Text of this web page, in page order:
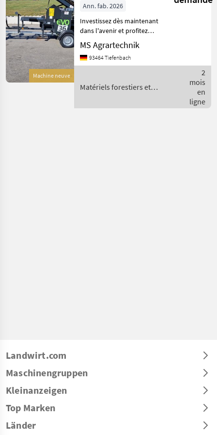
Marketplace
Offres des
distributeurs
Petites
annonces
Machine neuve
dispositif de
levage de troncs
de 36 cm,
châssis
Ann. fab. 2026
Investissez dès maintenant
dans l'avenir et profitez
d'avantages fiscaux !
Possibilité d'un
amortissement
premières ann
MS Agrartechnik
93464 Tiefenbach
Matériels forestiers et
bois / Pilkemaster
2
mois
en
ligne
Landwirt.com
Maschinengruppen
Kleinanzeigen
Top Marken
Länder